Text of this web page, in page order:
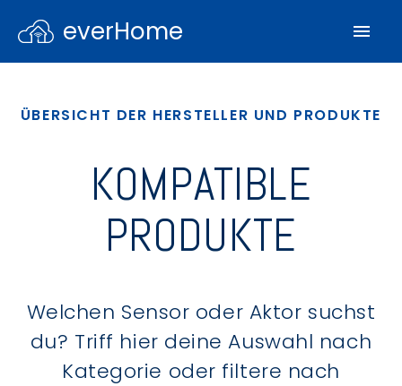
everHome
ÜBERSICHT DER HERSTELLER UND PRODUKTE
KOMPATIBLE
PRODUKTE
Welchen Sensor oder Aktor suchst
du? Triff hier deine Auswahl nach
Kategorie oder filtere nach